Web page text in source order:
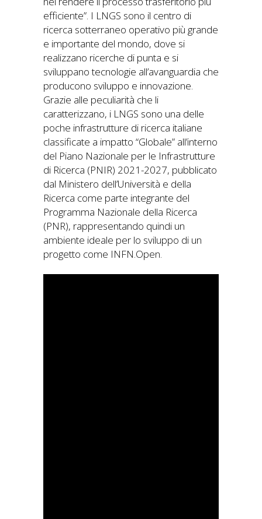
efficiente”. I LNGS sono il centro di
ricerca sotterraneo operativo più grande
e importante del mondo, dove si
realizzano ricerche di punta e si
sviluppano tecnologie all’avanguardia che
producono sviluppo e innovazione.
Grazie alle peculiarità che li
caratterizzano, i LNGS sono una delle
poche infrastrutture di ricerca italiane
classificate a impatto “Globale” all’interno
del Piano Nazionale per le Infrastrutture
di Ricerca (PNIR) 2021-2027, pubblicato
dal Ministero dell’Università e della
Ricerca come parte integrante del
Programma Nazionale della Ricerca
(PNR), rappresentando quindi un
ambiente ideale per lo sviluppo di un
progetto come INFN.Open.